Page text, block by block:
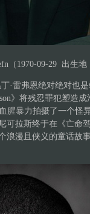
（1970-09-29 出生
·雷弗恩绝对绝对也
》将残忍罪犯塑造
腥暴力拍摄了一个怪
可拉斯终于在《亡命
浪漫且侠义的童话故